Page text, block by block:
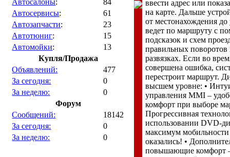
Автосалоны:
84
Автосервисы:
61
Автозапчасти:
23
Автотюниг:
15
Автомойки:
13
Купля/Продажа
Объявлений:
477
За сегодня:
0
За неделю:
0
Форум
Сообщений:
18142
За сегодня:
0
За неделю:
0
ввести адрес или
на карте. Дальше
от местонахождения до
ведет по маршруту с
подсказок и схем
правильных поворотов
развязках. Если во
совершена ошибка,
перестроит маршрут.
высшем уровне: •
управления MMI –
комфорт при выборе
Прогрессивная
использовании DVD-
максимум
оказались! •
повышающие комфорт